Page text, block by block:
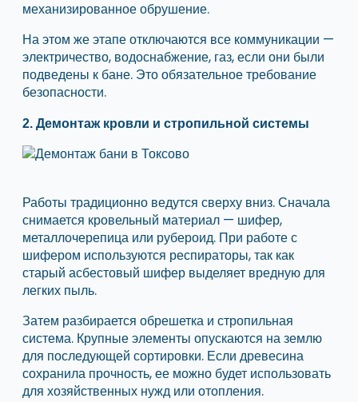
механизированное обрушение.
На этом же этапе отключаются все коммуникации —
электричество, водоснабжение, газ, если они были
подведены к бане. Это обязательное требование
безопасности.
2. Демонтаж кровли и стропильной системы
Работы традиционно ведутся сверху вниз. Сначала
снимается кровельный материал — шифер,
металлочерепица или рубероид. При работе с
шифером используются респираторы, так как
старый асбестовый шифер выделяет вредную для
легких пыль.
Затем разбирается обрешетка и стропильная
система. Крупные элементы опускаются на землю
для последующей сортировки. Если древесина
сохранила прочность, ее можно будет использовать
для хозяйственных нужд или отопления.